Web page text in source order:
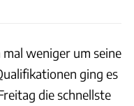
weniger um seine
ging es
die schnellste